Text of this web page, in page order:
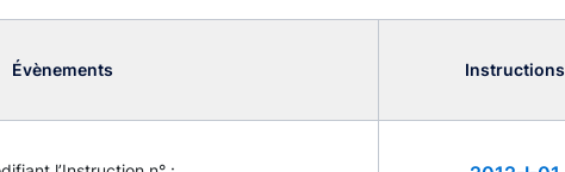
Évènements Instructions